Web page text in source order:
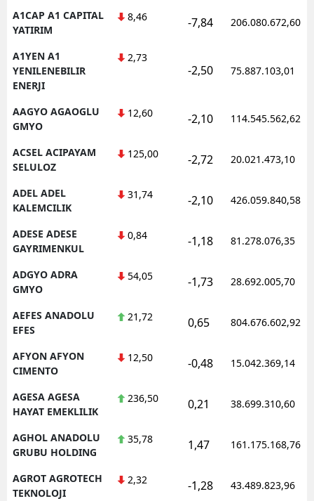
A1CAP A1 CAPITAL
YATIRIM
8,46 -7,84 206.080.672,60
A1YEN A1
YENILENEBILIR
ENERJI
2,73
-2,50 75.887.103,01
AAGYO AGAOGLU
GMYO
12,60 -2,10 114.545.562,62
ACSEL ACIPAYAM
SELULOZ
125,00 -2,72 20.021.473,10
ADEL ADEL
KALEMCILIK
31,74 -2,10 426.059.840,58
ADESE ADESE
GAYRIMENKUL
0,84 -1,18 81.278.076,35
ADGYO ADRA
GMYO
54,05 -1,73 28.692.005,70
AEFES ANADOLU
EFES
21,72 0,65 804.676.602,92
AFYON AFYON
CIMENTO
12,50 -0,48 15.042.369,14
AGESA AGESA
HAYAT EMEKLILIK
236,50 0,21 38.699.310,60
AGHOL ANADOLU
GRUBU HOLDING
35,78 1,47 161.175.168,76
AGROT AGROTECH
TEKNOLOJI
2,32 -1,28 43.489.823,96